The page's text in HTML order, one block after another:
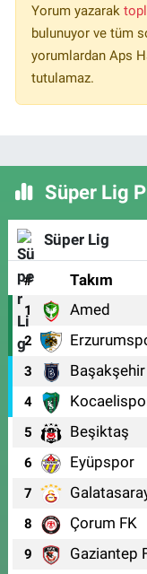
Yorum yazarak
bulunuyor ve tüm
yorumlardan Aps
tutulamaz.
Süper Lig
Süper Lig
# Takım
1 Amed
2
3 Başakşehir
4
5 Beşiktaş
6 Eyüpspor
7
8 Çorum FK
9 Gaziantep